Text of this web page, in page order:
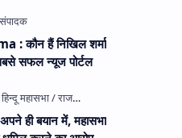
कौन हैं निखिल शर्मा
सफल न्यूज पोर्टल
ही बयान में, महासभा